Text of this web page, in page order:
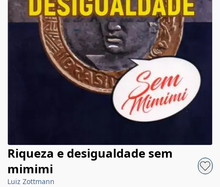
Riqueza e desigualdade sem
mimimi
Luiz Zottmann